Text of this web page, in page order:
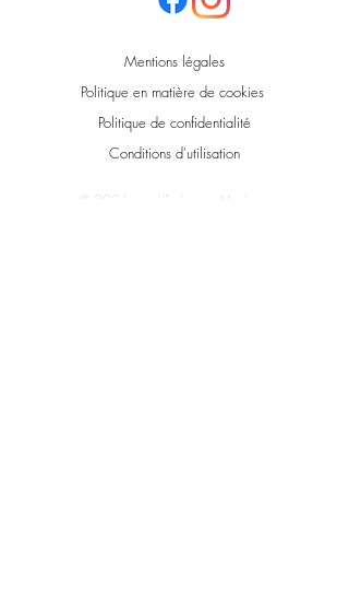
Mentions légales
Politique en matière de cookies
Politique de confidentialité
Conditions d'utilisation
© 2021 par L'Eolienne Market.